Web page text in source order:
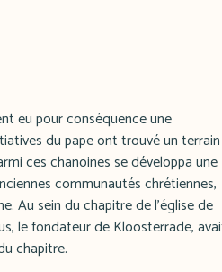
eu pour conséquence une
du pape ont trouvé un terrain
ces chanoines se développa une
communautés chrétiennes,
Au sein du chapitre de l'église de
le fondateur de Kloosterrade,
chapitre.